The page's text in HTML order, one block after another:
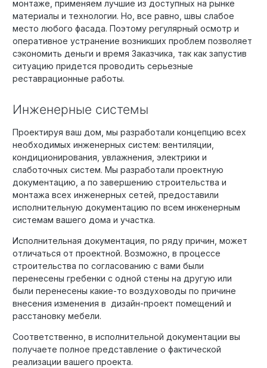
монтаже, применяем лучшие из доступных на рынке
материалы и технологии. Но, все равно, швы слабое
место любого фасада. Поэтому регулярный осмотр и
оперативное устранение возникших проблем позволяет
сэкономить деньги и время Заказчика, так как запустив
ситуацию придется проводить серьезные
реставрационные работы.
Инженерные системы
Проектируя ваш дом, мы разработали концепцию всех
необходимых инженерных систем: вентиляции,
кондиционирования, увлажнения, электрики и
слаботочных систем. Мы разработали проектную
документацию, а по завершению строительства и
монтажа всех инженерных сетей, предоставили
исполнительную документацию по всем инженерным
системам вашего дома и участка.
Исполнительная документация, по ряду причин, может
отличаться от проектной. Возможно, в процессе
строительства по согласованию с вами были
перенесены гребенки с одной стены на другую или
были перенесены какие-то воздуховоды по причине
внесения изменения в дизайн-проект помещений и
расстановку мебели.
Соответственно, в исполнительной документации вы
получаете полное представление о фактической
реализации вашего проекта.